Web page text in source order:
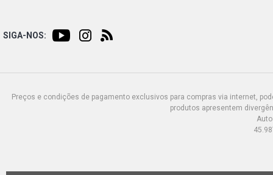
SIGA-NOS:
Preços e condições de pagamento exclusivos para compras via internet,
produtos apresentem